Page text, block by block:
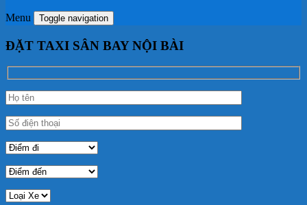
Menu Toggle navigation
ĐẶT TAXI SÂN BAY NỘI BÀI